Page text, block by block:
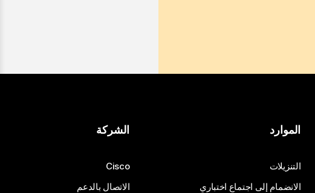
الموارد
التنزيلات
الانضمام إلى اجتماع اختباري
الشركة
Cisco
الاتصال بالدعم